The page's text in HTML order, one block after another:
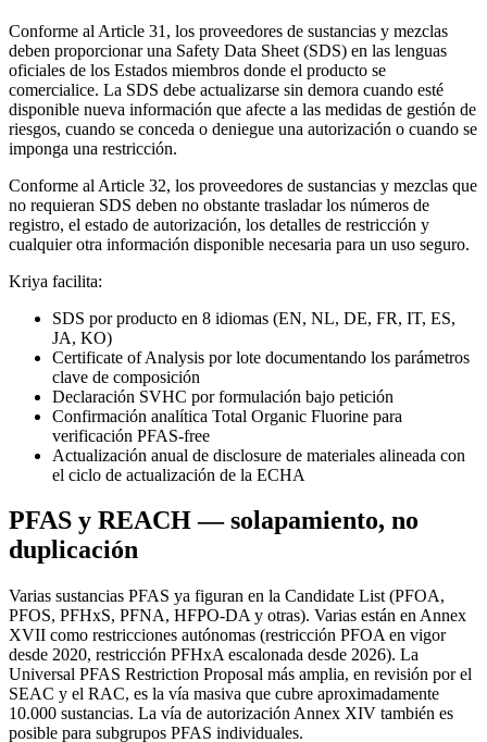
Conforme al Article 31, los proveedores de sustancias y mezclas
deben proporcionar una Safety Data Sheet (SDS) en las lenguas
oficiales de los Estados miembros donde el producto se
comercialice. La SDS debe actualizarse sin demora cuando esté
disponible nueva información que afecte a las medidas de gestión de
riesgos, cuando se conceda o deniegue una autorización o cuando se
imponga una restricción.
Conforme al Article 32, los proveedores de sustancias y mezclas que
no requieran SDS deben no obstante trasladar los números de
registro, el estado de autorización, los detalles de restricción y
cualquier otra información disponible necesaria para un uso seguro.
Kriya facilita:
SDS por producto en 8 idiomas (EN, NL, DE, FR, IT, ES,
JA, KO)
Certificate of Analysis por lote documentando los parámetros
clave de composición
Declaración SVHC por formulación bajo petición
Confirmación analítica Total Organic Fluorine para
verificación PFAS-free
Actualización anual de disclosure de materiales alineada con
el ciclo de actualización de la ECHA
PFAS y REACH — solapamiento, no
duplicación
Varias sustancias PFAS ya figuran en la Candidate List (PFOA,
PFOS, PFHxS, PFNA, HFPO-DA y otras). Varias están en Annex
XVII como restricciones autónomas (restricción PFOA en vigor
desde 2020, restricción PFHxA escalonada desde 2026). La
Universal PFAS Restriction Proposal más amplia, en revisión por el
SEAC y el RAC, es la vía masiva que cubre aproximadamente
10.000 sustancias. La vía de autorización Annex XIV también es
posible para subgrupos PFAS individuales.